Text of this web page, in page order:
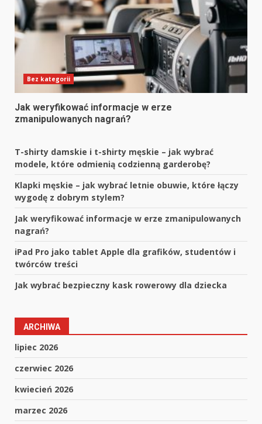
Bez kategorii
Jak weryfikować informacje w erze
zmanipulowanych nagrań?
T-shirty damskie i t-shirty męskie – jak wybrać
modele, które odmienią codzienną garderobę?
Klapki męskie – jak wybrać letnie obuwie, które łączy
wygodę z dobrym stylem?
Jak weryfikować informacje w erze zmanipulowanych
nagrań?
iPad Pro jako tablet Apple dla grafików, studentów i
twórców treści
Jak wybrać bezpieczny kask rowerowy dla dziecka
ARCHIWA
lipiec 2026
czerwiec 2026
kwiecień 2026
marzec 2026